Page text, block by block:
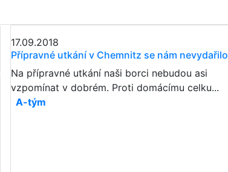
17.09.2018
Přípravné utkání v Chemnitz se nám nevydařilo
Na přípravné utkání naši borci nebudou asi
vzpomínat v dobrém. Proti domácímu celku...
A-tým